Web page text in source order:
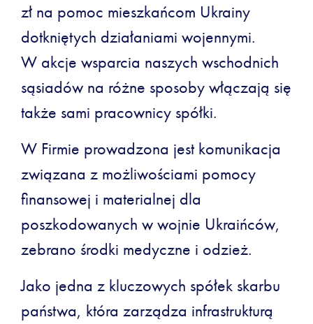
zł na pomoc mieszkańcom Ukrainy
dotkniętych działaniami wojennymi.
W akcje wsparcia naszych wschodnich
sąsiadów na różne sposoby włączają się
także sami pracownicy spółki.
W Firmie prowadzona jest komunikacja
związana z możliwościami pomocy
finansowej i materialnej dla
poszkodowanych w wojnie Ukraińców,
zebrano środki medyczne i odzież.
Jako jedna z kluczowych spółek skarbu
państwa, która zarządza infrastrukturą